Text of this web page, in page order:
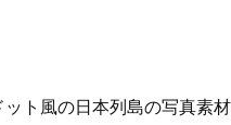
ト風の日本列島の写真素